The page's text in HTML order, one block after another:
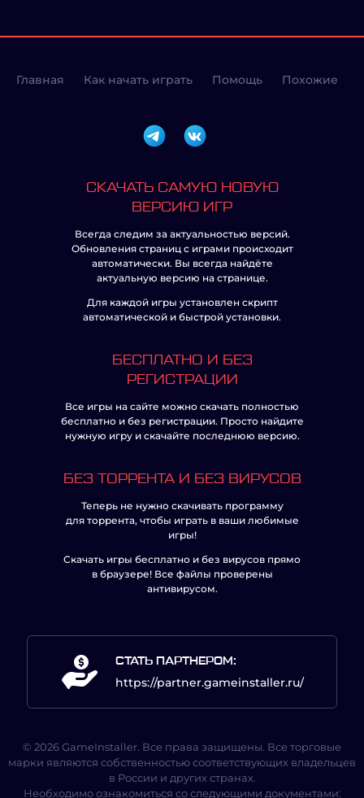
Главная Как начать играть Помощь Похожие
СКАЧАТЬ САМУЮ НОВУЮ
ВЕРСИЮ ИГР
Всегда следим за актуальностью версий.
Обновления страниц с играми происходит
автоматически. Вы всегда найдёте
актуальную версию на странице.
Для каждой игры установлен скрипт
автоматической и быстрой установки.
БЕСПЛАТНО И БЕЗ
РЕГИСТРАЦИИ
Все игры на сайте можно скачать полностью
бесплатно и без регистрации. Просто найдите
нужную игру и скачайте последнюю версию.
БЕЗ ТОРРЕНТА И БЕЗ ВИРУСОВ
Теперь не нужно скачивать программу
для торрента, чтобы играть в ваши любимые
игры!
Скачать игры бесплатно и без вирусов прямо
в браузере! Все файлы проверены
антивирусом.
СТАТЬ ПАРТНЕРОМ:
https://partner.gameinstaller.ru/
© 2026 GameInstaller. Все права защищены. Все торговые
марки являются собственностью соответствующих владельцев
в России и других странах.
Необходимо ознакомиться со следующими документами: